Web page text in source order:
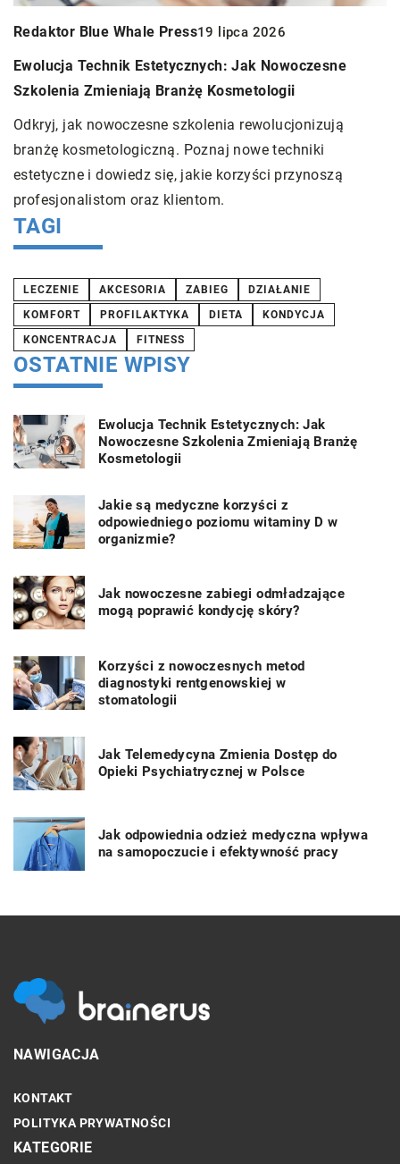
Blue Whale Press19 lipca 2026
Technik Estetycznych: Jak Nowoczesne
Zmieniają Branżę Kosmetologii
jak nowoczesne szkolenia rewolucjonizują
kosmetologiczną. Poznaj nowe techniki
i dowiedz się, jakie korzyści przynoszą
oraz klientom.
TAGI
LECZENIE AKCESORIA ZABIEG
DZIAŁANIE
KOMFORT
PROFILAKTYKA DIETA
KONDYCJA
KONCENTRACJA
FITNESS
OSTATNIE WPISY
Ewolucja Technik Estetycznych: Jak
Nowoczesne Szkolenia Zmieniają Branżę
Kosmetologii
Jakie są medyczne korzyści z
odpowiedniego poziomu witaminy D w
organizmie?
Jak nowoczesne zabiegi odmładzające
mogą poprawić kondycję skóry?
Korzyści z nowoczesnych metod
diagnostyki rentgenowskiej w
stomatologii
Jak Telemedycyna Zmienia Dostęp do
Opieki Psychiatrycznej w Polsce
Jak odpowiednia odzież medyczna wpływa
na samopoczucie i efektywność pracy
NAWIGACJA
KONTAKT
POLITYKA PRYWATNOŚCI
KATEGORIE